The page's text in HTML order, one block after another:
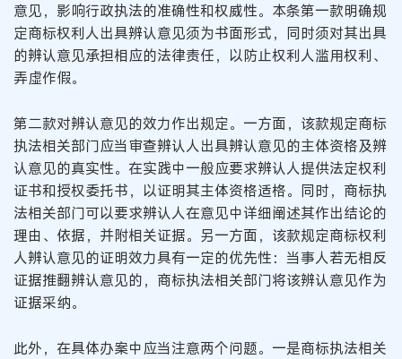
意见，影响行政执法的准确性和权威性。本条第一款明确规
定商标权利人出具辨认意见须为书面形式，同时须对其出具
的辨认意见承担相应的法律责任，以防止权利人滥用权利、
弄虚作假。
第二款对辨认意见的效力作出规定。一方面，该款规定商标
执法相关部门应当审查辨认人出具辨认意见的主体资格及辨
认意见的真实性。在实践中一般应要求辨认人提供法定权利
证书和授权委托书，以证明其主体资格适格。同时，商标执
法相关部门可以要求辨认人在意见中详细阐述其作出结论的
理由、依据，并附相关证据。另一方面，该款规定商标权利
人辨认意见的证明效力具有一定的优先性：当事人若无相反
证据推翻辨认意见的，商标执法相关部门将该辨认意见作为
证据采纳。
此外，在具体办案中应当注意两个问题。一是商标执法相关